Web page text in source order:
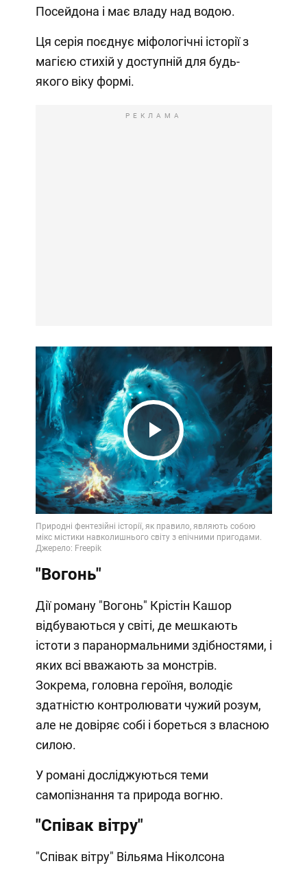
Посейдона і має владу над водою.
Ця серія поєднує міфологічні історії з
магією стихій у доступній для будь-
якого віку формі.
РЕКЛАМА
Play
Video
"Вогонь"
Дії роману "Вогонь" Крістін Кашор
відбуваються у світі, де мешкають
істоти з паранормальними здібностями, і
яких всі вважають за монстрів.
Зокрема, головна героїня, володіє
здатністю контролювати чужий розум,
але не довіряє собі і бореться з власною
силою.
У романі досліджуються теми
самопізнання та природа вогню.
"Співак вітру"
"Співак вітру" Вільяма Ніколсона